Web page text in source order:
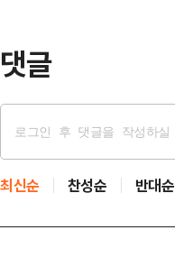
댓글
최신순 찬성순 반대순